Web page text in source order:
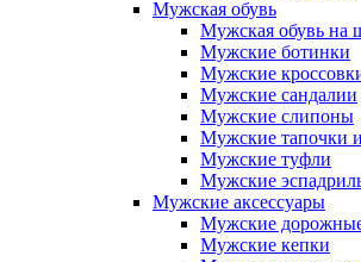
Мужская обувь
Мужская обувь на
Мужские ботинки
Мужские
Мужские сандалии
Мужские слипоны
Мужские тапочки
Мужские туфли
Мужские
Мужские аксессуары
Мужские
Мужские кепки